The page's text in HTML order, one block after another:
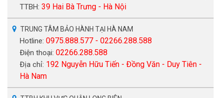
TTBH: 39 Hai Bà Trưng - Hà Nội
TRUNG TÂM BẢO HÀNH TẠI HÀ NAM
Hotline: 0975.888.577 - 02266.288.588
Điện thoại: 02266.288.588
Địa chỉ: 192 Nguyễn Hữu Tiến - Đồng Văn - Duy Tiên -
Hà Nam